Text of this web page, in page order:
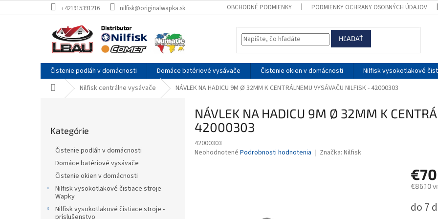
na
+421915391216 nilfisk@originalwapka.sk OBCHODNÉ PODMIENKY PODMIENKY OCHRANY OSOBNÝCH ÚDAJOV
HĽADAŤ
Čistenie podláh v domácnosti Domáce batériové vysávače Čistenie okien v domácnosti Nilfisk vysokotlakové
DomovNilfisk centrálne vysávače NÁVLEK NA HADICU 9M Ø 32MM K CENTRÁLNEMU VYSÁVAČU NILFISK - 42000303
kategórie
Kategórie
Čistenie podláh v domácnosti
Domáce batériové vysávače
Čistenie okien v domácnosti
Nilfisk vysokotlakové čistiace stroje
Wapky
Nilfisk vysokotlakové čistiace stroje -
príslušenstvo
NÁVLEK NA HADICU 9M Ø 32MM K
42000303
42000303
Priemerné
Neohodnotené Podrobnosti hodnotenia Značka: Nilfisk
€70
€86,10
cena:
do 7